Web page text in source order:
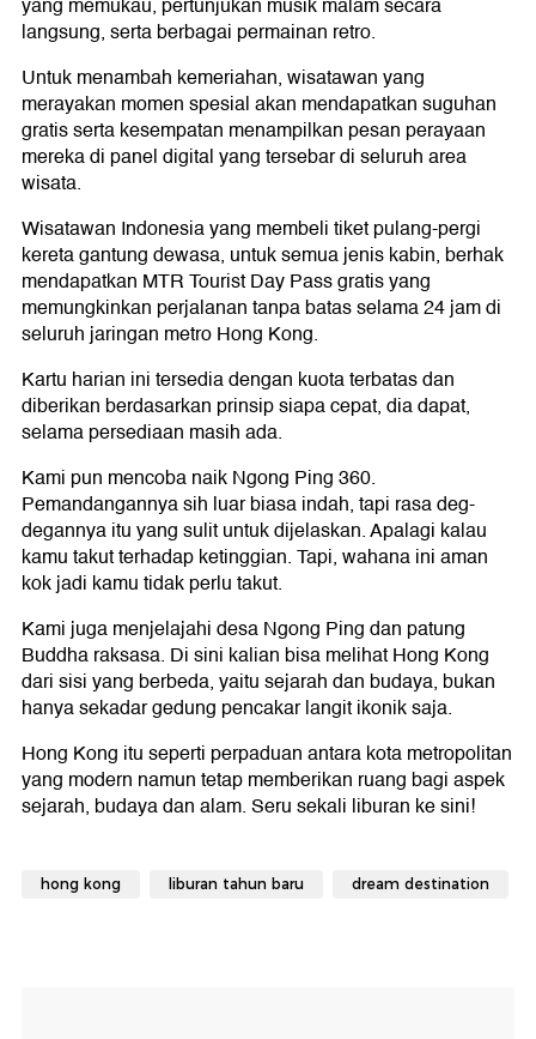
langsung, serta berbagai permainan retro.
Untuk menambah kemeriahan, wisatawan yang
merayakan momen spesial akan mendapatkan suguhan
gratis serta kesempatan menampilkan pesan perayaan
mereka di panel digital yang tersebar di seluruh area
wisata.
Wisatawan Indonesia yang membeli tiket pulang-pergi
kereta gantung dewasa, untuk semua jenis kabin, berhak
mendapatkan MTR Tourist Day Pass gratis yang
memungkinkan perjalanan tanpa batas selama 24 jam di
seluruh jaringan metro Hong Kong.
Kartu harian ini tersedia dengan kuota terbatas dan
diberikan berdasarkan prinsip siapa cepat, dia dapat,
selama persediaan masih ada.
Kami pun mencoba naik Ngong Ping 360.
Pemandangannya sih luar biasa indah, tapi rasa deg-
degannya itu yang sulit untuk dijelaskan. Apalagi kalau
kamu takut terhadap ketinggian. Tapi, wahana ini aman
kok jadi kamu tidak perlu takut.
Kami juga menjelajahi desa Ngong Ping dan patung
Buddha raksasa. Di sini kalian bisa melihat Hong Kong
dari sisi yang berbeda, yaitu sejarah dan budaya, bukan
hanya sekadar gedung pencakar langit ikonik saja.
Hong Kong itu seperti perpaduan antara kota metropolitan
yang modern namun tetap memberikan ruang bagi aspek
sejarah, budaya dan alam. Seru sekali liburan ke sini!
hong kong liburan tahun baru dream destination